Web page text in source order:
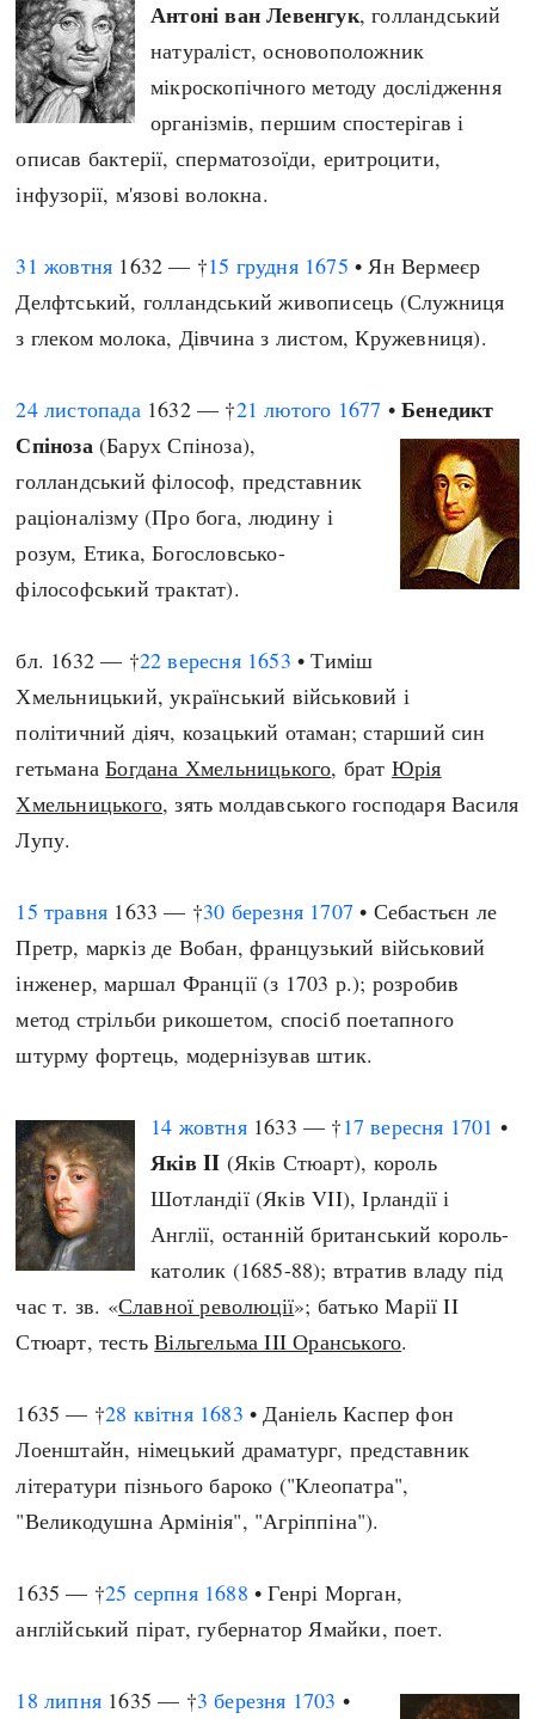
Антоні ван Левенгук, голландський
натураліст, основоположник
мікроскопічного методу дослідження
організмів, першим спостерігав і
описав бактерії, сперматозоїди, еритроцити,
інфузорії, м'язові волокна.
31 жовтня 1632 — †15 грудня 1675 • Ян Вермеєр
Делфтський, голландський живописець (Служниця
з глеком молока, Дівчина з листом, Кружевниця).
24 листопада1632 — †21 лютого 1677 •Бенедикт
Спіноза(Барух Спіноза),
голландський філософ, представник
раціоналізму (Про бога, людину і
розум, Етика, Богословсько-
філософський трактат).
бл. 1632 — †22 вересня 1653 • Тиміш
Хмельницький, український військовий і
політичний діяч, козацький отаман; старший син
гетьманаБогдана Хмельницького, брат Юрія
Хмельницького, зять молдавського господаря Василя
Лупу.
15 травня 1633 — †30 березня 1707 • Себастьєн ле
Претр, маркіз де Вобан, французький військовий
інженер, маршал Франції (з 1703 р.); розробив
метод стрільби рикошетом, спосіб поетапного
штурму фортець, модернізував штик.
14 жовтня1633 — †17 вересня 1701 •
Яків II (Яків Стюарт), король
Шотландії (Яків VII), Ірландії і
Англії, останній британський король-
католик (1685-88); втратив владу під
час т. зв. «Славної революції»; батько Марії II
Стюарт, тестьВільгельма III Оранського.
1635 — †28 квітня 1683 • Даніель Каспер фон
Лоенштайн, німецький драматург, представник
літератури пізнього бароко ("Клеопатра",
"Великодушна Армінія", "Агріппіна").
1635 — †25 серпня 1688 • Генрі Морган,
англійський пірат, губернатор Ямайки, поет.
18 липня 1635 — †3 березня 1703 •